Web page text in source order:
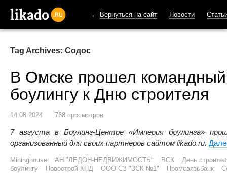
← Вернуться на сайт Новости
Tag Archives: Содос
В Омске прошел командный
боулингу к Дню строителя
14.08.2024 768 просмотров
7 августа в Боулинг-Центре «Империя боулинга»
организованный для своих партнеров сайтом likado.ru.
Mininghouse АН "ЛЕДОН-НЕДВИЖИМОСТЬ" ВСК
День
боулингу
Новострой КПД ООО СЗ "ЗСК №1" Промсвязьбанк